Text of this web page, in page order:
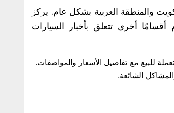
والمنطقة العربية بشكل عام. يركز
أخرى تتعلق بأخبار السيارات
للبيع مع تفاصيل الأسعار والمواصفات.
الشائعة.